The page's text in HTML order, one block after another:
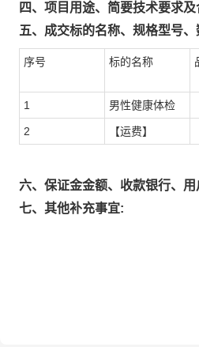
四、项目用途、简要技术要求
五、成交标的名称、规格型号
序号 标的名称
1 男性健康体检
2 【运费】
六、保证金金额、收款银行、
七、其他补充事宜: